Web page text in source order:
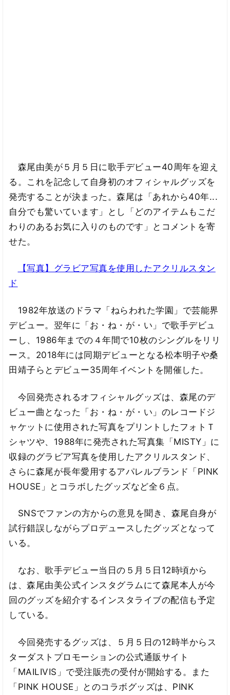
森尾由美が５月５日に歌手デビュー40周年を迎え
る。これを記念して自身初のオフィシャルグッズを
発売することが決まった。森尾は「あれから40年...
自分でも驚いています」とし「どのアイテムもこだ
わりのあるお気に入りのものです」とコメントを寄
せた。
【写真】グラビア写真を使用したアクリルスタン
ド
1982年放送のドラマ「ねらわれた学園」で芸能界
デビュー。翌年に「お・ね・が・い」で歌手デビュ
ーし、1986年までの４年間で10枚のシングルをリリ
ース。2018年には同期デビューとなる松本明子や桑
田靖子らとデビュー35周年イベントを開催した。
今回発売されるオフィシャルグッズは、森尾のデ
ビュー曲となった「お・ね・が・い」のレコードジ
ャケットに使用された写真をプリントしたフォトＴ
シャツや、1988年に発売された写真集「MISTY」に
収録のグラビア写真を使用したアクリルスタンド、
さらに森尾が長年愛用するアパレルブランド「PINK
HOUSE」とコラボしたグッズなど全６点。
SNSでファンの方からの意見を聞き、森尾自身が
試行錯誤しながらプロデュースしたグッズとなって
いる。
なお、歌手デビュー当日の５月５日12時頃から
は、森尾由美公式インスタグラムにて森尾本人が今
回のグッズを紹介するインスタライブの配信も予定
している。
今回発売するグッズは、５月５日の12時半からス
ターダストプロモーションの公式通販サイト
「MAILIVIS」で受注販売の受付が開始する。また
「PINK HOUSE」とのコラボグッズは、PINK